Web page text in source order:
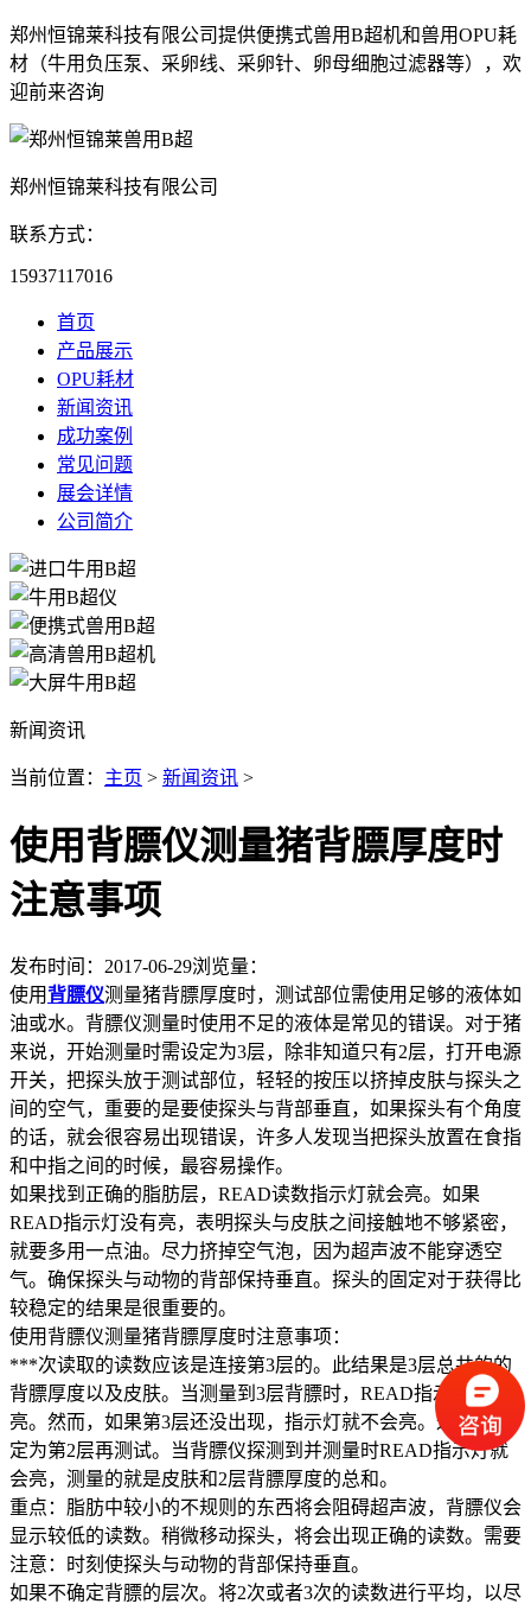
郑州恒锦莱科技有限公司提供便携式兽用B超机和兽用OPU耗
材（牛用负压泵、采卵线、采卵针、卵母细胞过滤器等），欢
迎前来咨询
郑州恒锦莱科技有限公司
联系方式：
15937117016
首页
产品展示
OPU耗材
新闻资讯
成功案例
常见问题
展会详情
公司简介
新闻资讯
当前位置： 主页 > 新闻资讯 >
使用背膘仪测量猪背膘厚度时
注意事项
发布时间：2017-06-29浏览量：
使用背膘仪测量猪背膘厚度时，测试部位需使用足够的液体如
油或水。背膘仪测量时使用不足的液体是常见的错误。对于猪
来说，开始测量时需设定为3层，除非知道只有2层，打开电源
开关，把探头放于测试部位，轻轻的按压以挤掉皮肤与探头之
间的空气，重要的是要使探头与背部垂直，如果探头有个角度
的话，就会很容易出现错误，许多人发现当把探头放置在食指
和中指之间的时候，最容易操作。
如果找到正确的脂肪层，READ读数指示灯就会亮。如果
READ指示灯没有亮，表明探头与皮肤之间接触地不够紧密，
就要多用一点油。尽力挤掉空气泡，因为超声波不能穿透空
气。确保探头与动物的背部保持垂直。探头的固定对于获得比
较稳定的结果是很重要的。
使用背膘仪测量猪背膘厚度时注意事项：
***次读取的读数应该是连接第3层的。此结果是3层总共的的
背膘厚度以及皮肤。当测量到3层背膘时，READ指示灯会
亮。然而，如果第3层还没出现，指示灯就不会亮。这样就设
定为第2层再测试。当背膘仪探测到并测量时READ指示灯就
会亮，测量的就是皮肤和2层背膘厚度的总和。
重点：脂肪中较小的不规则的东西将会阻碍超声波，背膘仪会
显示较低的读数。稍微移动探头，将会出现正确的读数。需要
注意：时刻使探头与动物的背部保持垂直。
如果不确定背膘的层次。将2次或者3次的读数进行平均，以尽